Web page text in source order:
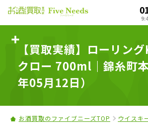
【買取実績】ローリン
クロー 700ml｜錦糸町
年05月12日）
お酒買取のファイブニーズTOP ウイスキ